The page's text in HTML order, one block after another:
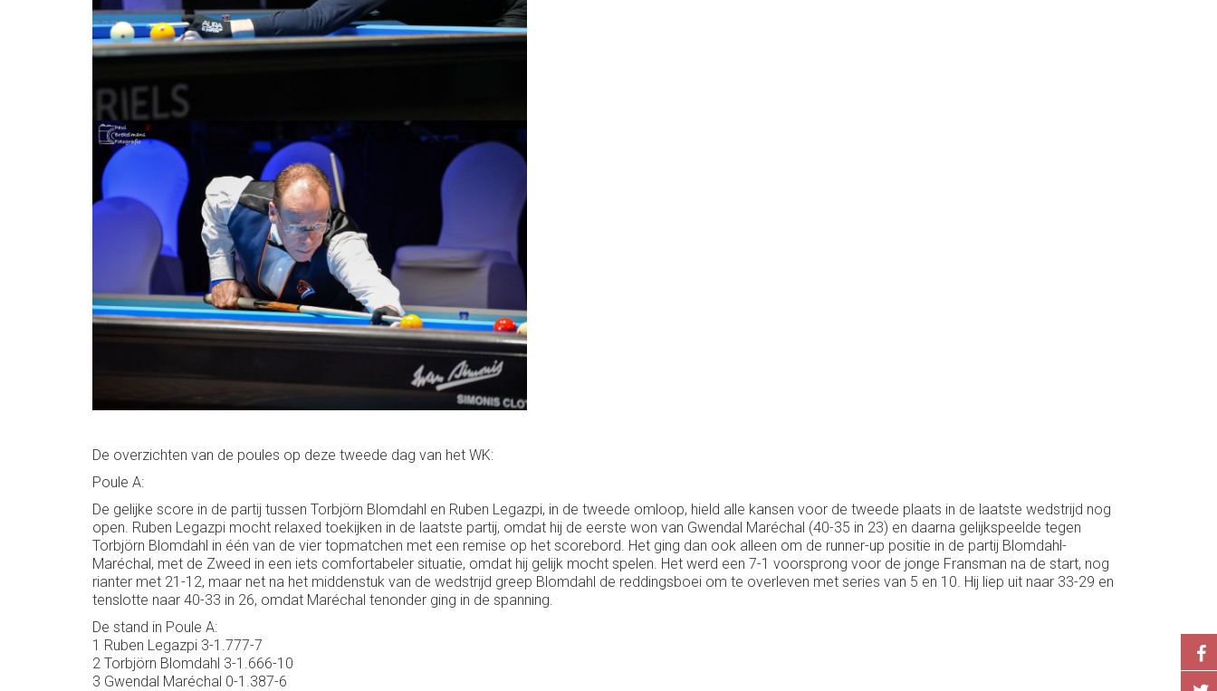
De overzichten van de poules op deze tweede dag van het WK:
Poule A:
De gelijke score in de partij tussen Torbjörn Blomdahl en Ruben Legazpi, in de tweede omloop, hield alle kansen voor de tweede plaats in de laatste wedstrijd nog
open. Ruben Legazpi mocht relaxed toekijken in de laatste partij, omdat hij de eerste won van Gwendal Maréchal (40-35 in 23) en daarna gelijkspeelde tegen
Torbjörn Blomdahl in één van de vier topmatchen met een remise op het scorebord. Het ging dan ook alleen om de runner-up positie in de partij Blomdahl-
Maréchal, met de Zweed in een iets comfortabeler situatie, omdat hij gelijk mocht spelen. Het werd een 7-1 voorsprong voor de jonge Fransman na de start, nog
rianter met 21-12, maar net na het middenstuk van de wedstrijd greep Blomdahl de reddingsboei om te overleven met series van 5 en 10. Hij liep uit naar 33-29 en
tenslotte naar 40-33 in 26, omdat Maréchal tenonder ging in de spanning.
De stand in Poule A:
1 Ruben Legazpi 3-1.777-7
2 Torbjörn Blomdahl 3-1.666-10
3 Gwendal Maréchal 0-1.387-6